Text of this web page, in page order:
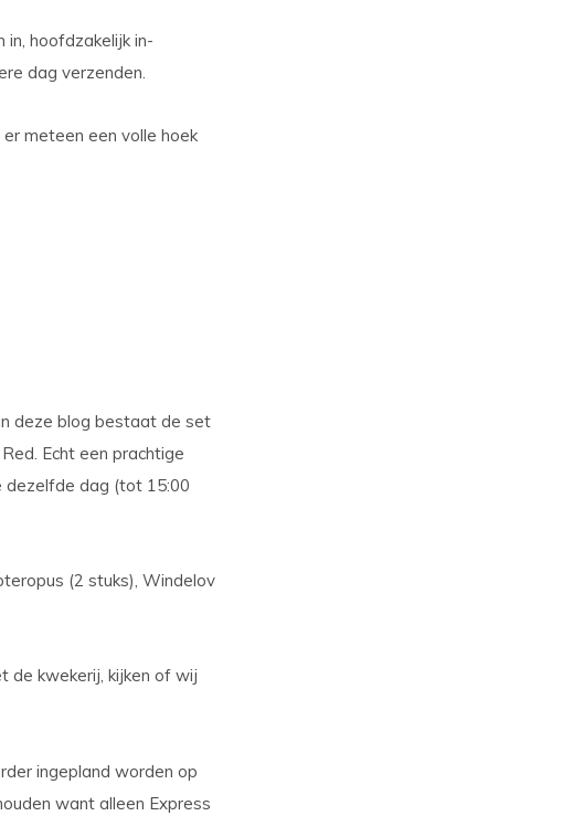
in, hoofdzakelijk in-
dag verzenden.
meteen een volle hoek
deze blog bestaat de set
Echt een prachtige
dezelfde dag (tot 15:00
(2 stuks), Windelov
de kwekerij, kijken of wij
ingepland worden op
want alleen Express